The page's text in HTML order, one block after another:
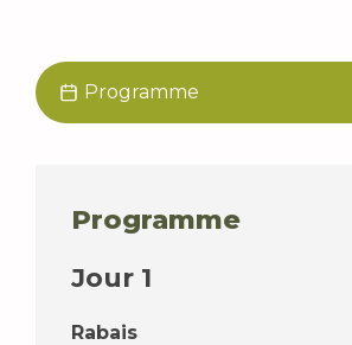
Programme
Programme
Jour 1
Rabais